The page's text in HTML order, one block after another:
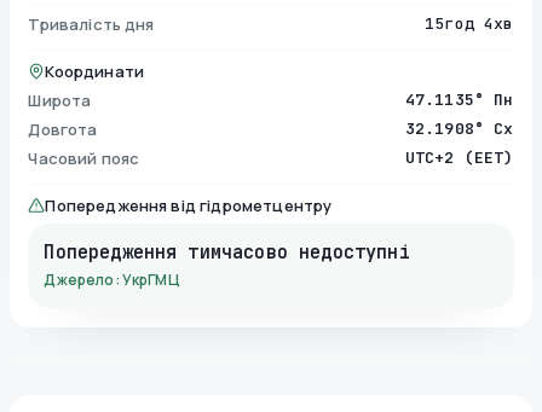
Тривалість дня 15год 4хв
Координати
Широта
47.1135° Пн
Довгота 32.1908° Сх
Часовий пояс UTC+2 (EET)
Попередження від гідрометцентру
Попередження тимчасово недоступні
Джерело: УкрГМЦ